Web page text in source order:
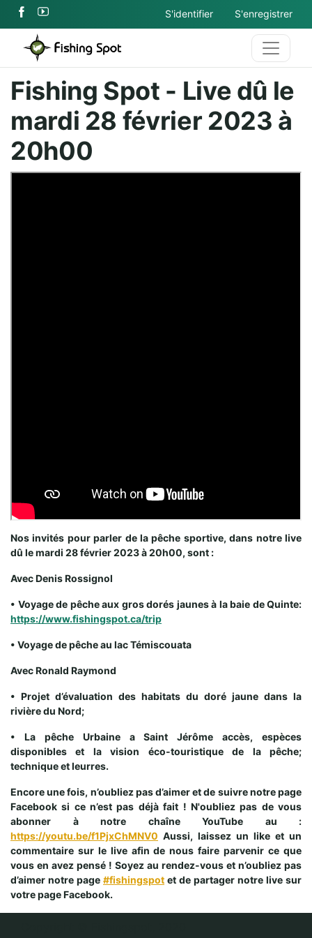
S'identifier S'enregistrer
Fishing Spot - Live dû le
mardi 28 février 2023 à
20h00
Nos invités pour parler de la pêche sportive, dans notre live
dû le mardi 28 février 2023 à 20h00, sont :
Avec Denis Rossignol
• Voyage de pêche aux gros dorés jaunes à la baie de Quinte:
https://www.fishingspot.ca/trip
• Voyage de pêche au lac Témiscouata
Avec Ronald Raymond
• Projet d’évaluation des habitats du doré jaune dans la
rivière du Nord;
• La pêche Urbaine a Saint Jérôme accès, espèces
disponibles et la vision éco-touristique de la pêche;
technique et leurres.
Encore une fois, n’oubliez pas d’aimer et de suivre notre page
Facebook si ce n’est pas déjà fait ! N'oubliez pas de vous
abonner à notre chaîne YouTube au :
https://youtu.be/f1PjxChMNV0 Aussi, laissez un like et un
commentaire sur le live afin de nous faire parvenir ce que
vous en avez pensé ! Soyez au rendez-vous et n’oubliez pas
d’aimer notre page #fishingspot et de partager notre live sur
votre page Facebook.